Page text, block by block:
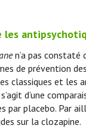
n’a pas constaté
de prévention
classiques et les
d’une
par placebo. Par
sur la clozapine.